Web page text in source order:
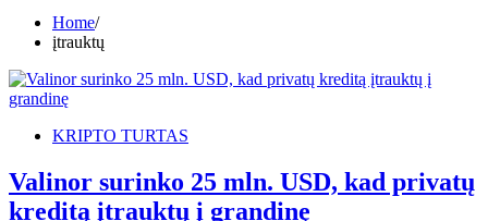
Home
įtrauktų
KRIPTO TURTAS
Valinor surinko 25 mln. USD, kad privatų
kreditą įtrauktų į grandinę